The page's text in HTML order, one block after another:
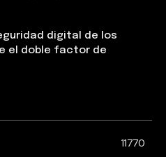
digital de los
el doble factor de
11770